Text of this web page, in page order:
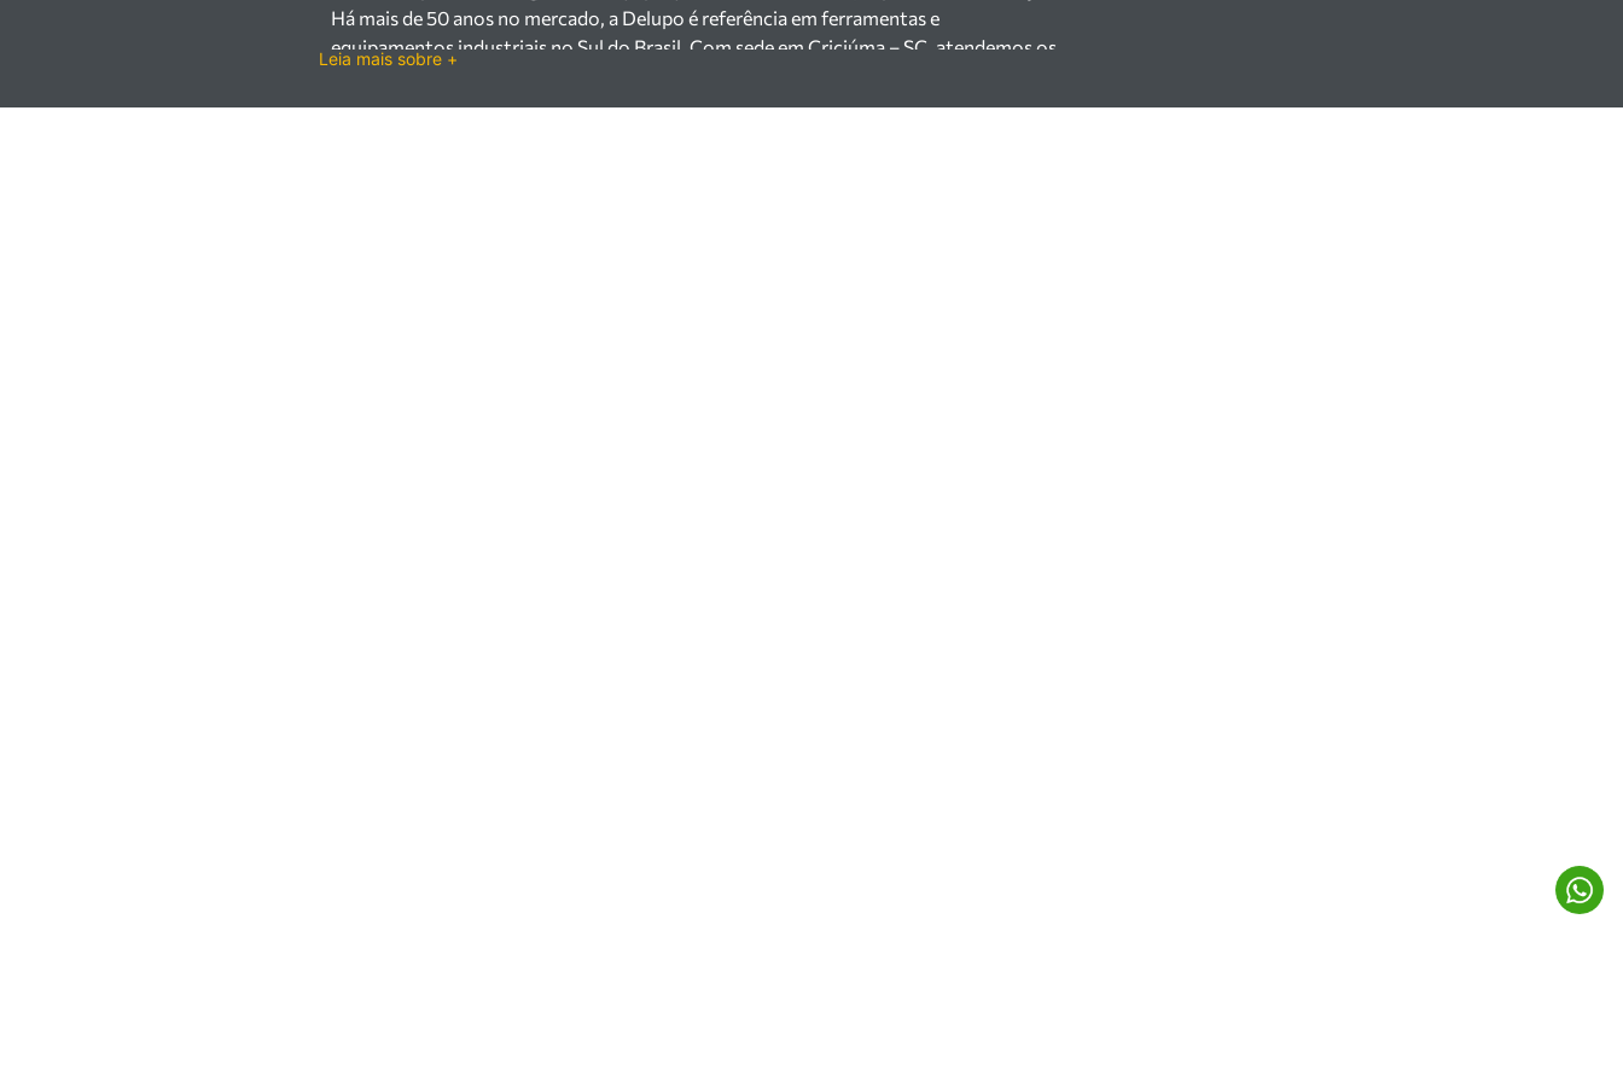
Há mais de 50 anos no mercado, a Delupo é referência em ferramentas e
equipamentos industriais no Sul do Brasil. Com sede em Criciúma – SC, atendemos os
Trabalhamos com mais de 200 fornecedores parceiros e um estoque com mais de
Leia mais sobre +